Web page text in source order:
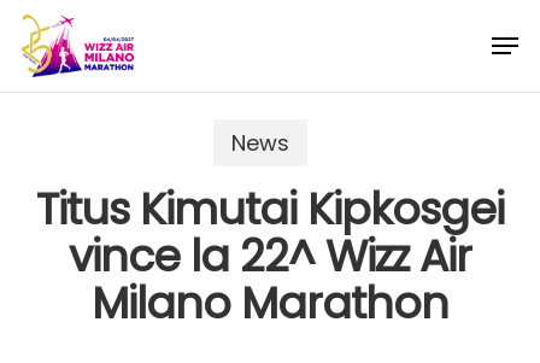
Skip
main
News
Titus Kimutai Kipkosgei
vince la 22^ Wizz Air
Milano Marathon